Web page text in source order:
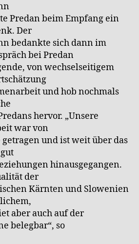
Predan beim Empfang ein
Der
bedankte sich dann im
bei Predan
von wechselseitigem
und hob nochmals
hervor. „Unsere
war von
und ist weit über das
hinausgegangen.
der
Kärnten und Slowenien
aber auch auf der
belegbar“, so